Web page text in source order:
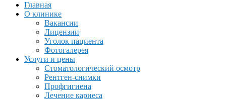
Главная
О клинике
Вакансии
Лицензии
Уголок пациента
Фотогалерея
Услуги и цены
Стоматологический осмотр
Рентген-снимки
Профгигиена
Лечение кариеса